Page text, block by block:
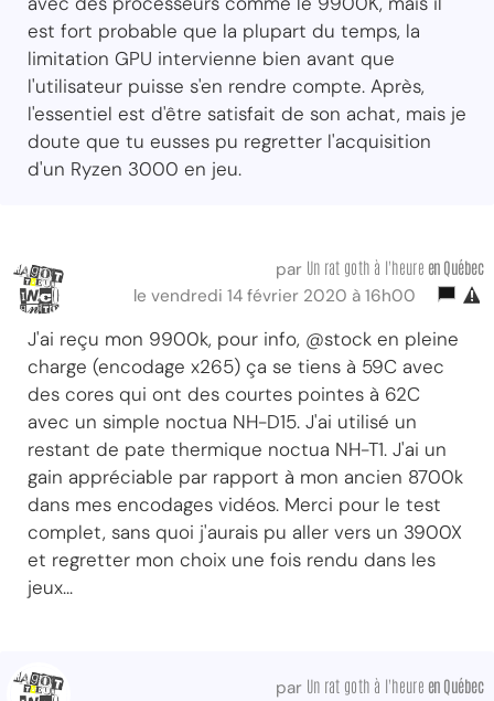
est fort probable que la plupart du temps, la
limitation GPU intervienne bien avant que
l'utilisateur puisse s'en rendre compte. Après,
l'essentiel est d'être satisfait de son achat, mais je
doute que tu eusses pu regretter l'acquisition
d'un Ryzen 3000 en jeu.
par Un rat goth à l'heure en Québec
le vendredi 14 février 2020 à 16h00
J'ai reçu mon 9900k, pour info, @stock en pleine
charge (encodage x265) ça se tiens à 59C avec
des cores qui ont des courtes pointes à 62C
avec un simple noctua NH-D15. J'ai utilisé un
restant de pate thermique noctua NH-T1. J'ai un
gain appréciable par rapport à mon ancien 8700k
dans mes encodages vidéos. Merci pour le test
complet, sans quoi j'aurais pu aller vers un 3900X
et regretter mon choix une fois rendu dans les
jeux...
par Un rat goth à l'heure en Québec